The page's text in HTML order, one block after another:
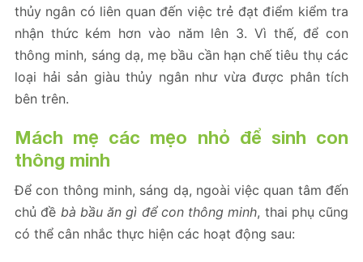
thủy ngân có liên quan đến việc trẻ đạt điểm kiểm tra
nhận thức kém hơn vào năm lên 3. Vì thế, để con
thông minh, sáng dạ, mẹ bầu cần hạn chế tiêu thụ các
loại hải sản giàu thủy ngân như vừa được phân tích
bên trên.
Mách mẹ các mẹo nhỏ để sinh con
thông minh
Để con thông minh, sáng dạ, ngoài việc quan tâm đến
chủ đề bà bầu ăn gì để con thông minh, thai phụ cũng
có thể cân nhắc thực hiện các hoạt động sau: